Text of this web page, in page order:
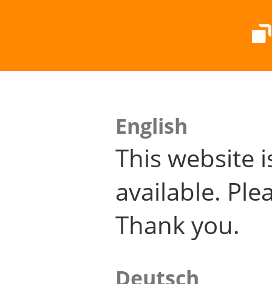
English
This website
available.
Thank you.
Deutsch